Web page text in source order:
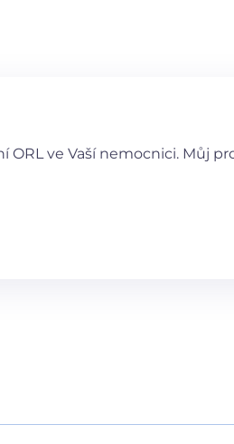
ve Vaší nemocnici. Můj